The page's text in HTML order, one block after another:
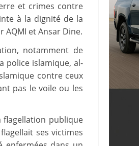
et crimes contre
à la dignité de la
AQMI et Ansar Dine.
notamment de
police islamique, al-
contre ceux
pas le voile ou les
flagellation publique
ses victimes